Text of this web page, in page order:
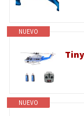
NUEVO
NUEVO